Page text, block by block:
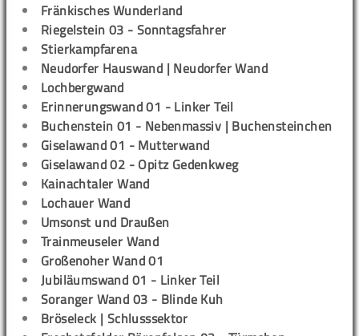
Fränkisches Wunderland
Riegelstein 03 - Sonntagsfahrer
Stierkampfarena
Neudorfer Hauswand | Neudorfer Wand
Lochbergwand
Erinnerungswand 01 - Linker Teil
Buchenstein 01 - Nebenmassiv | Buchensteinchen
Giselawand 01 - Mutterwand
Giselawand 02 - Opitz Gedenkweg
Kainachtaler Wand
Lochauer Wand
Umsonst und Draußen
Trainmeuseler Wand
Großenoher Wand 01
Jubiläumswand 01 - Linker Teil
Soranger Wand 03 - Blinde Kuh
Bröseleck | Schlusssektor